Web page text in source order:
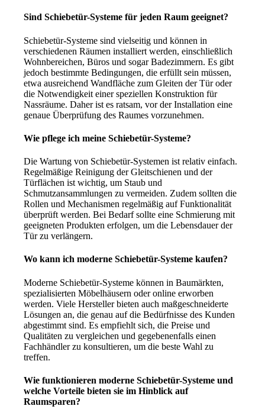
Sind Schiebetür-Systeme für jeden Raum geeignet?
Schiebetür-Systeme sind vielseitig und können in
verschiedenen Räumen installiert werden, einschließlich
Wohnbereichen, Büros und sogar Badezimmern. Es gibt
jedoch bestimmte Bedingungen, die erfüllt sein müssen,
etwa ausreichend Wandfläche zum Gleiten der Tür oder
die Notwendigkeit einer speziellen Konstruktion für
Nassräume. Daher ist es ratsam, vor der Installation eine
genaue Überprüfung des Raumes vorzunehmen.
Wie pflege ich meine Schiebetür-Systeme?
Die Wartung von Schiebetür-Systemen ist relativ einfach.
Regelmäßige Reinigung der Gleitschienen und der
Türflächen ist wichtig, um Staub und
Schmutzansammlungen zu vermeiden. Zudem sollten die
Rollen und Mechanismen regelmäßig auf Funktionalität
überprüft werden. Bei Bedarf sollte eine Schmierung mit
geeigneten Produkten erfolgen, um die Lebensdauer der
Tür zu verlängern.
Wo kann ich moderne Schiebetür-Systeme kaufen?
Moderne Schiebetür-Systeme können in Baumärkten,
spezialisierten Möbelhäusern oder online erworben
werden. Viele Hersteller bieten auch maßgeschneiderte
Lösungen an, die genau auf die Bedürfnisse des Kunden
abgestimmt sind. Es empfiehlt sich, die Preise und
Qualitäten zu vergleichen und gegebenenfalls einen
Fachhändler zu konsultieren, um die beste Wahl zu
treffen.
Wie funktionieren moderne Schiebetür-Systeme und
welche Vorteile bieten sie im Hinblick auf
Raumsparen?